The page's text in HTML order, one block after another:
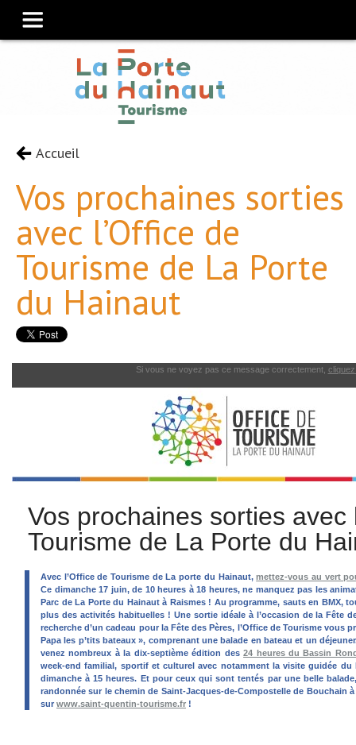
Accueil
Vos prochaines sorties
avec l’Office de
Tourisme de La Porte
du Hainaut
Si vous ne voyez pas ce message correctement,
Vos prochaines sorties avec
Tourisme de La Porte du
Avec l’Office de Tourisme de La porte du Hainaut,mettez-vous au vert
Ce dimanche 17 juin, de 10 heures à 18 heures, ne manquez pas les
Parc de La Porte du Hainaut à Raismes ! Au programme, sauts en BMX,
plus des activités habituelles ! Une sortie idéale à l’occasion de la Fête
recherche d’un cadeau pour la Fête des Pères, l’Office de Tourisme vous
Papa les p’tits bateaux », comprenant une balade en bateau et un
venez nombreux à la dix-septième édition des24 heures du Bassin
week-end familial, sportif et culturel avec notamment la visite guidée du
dimanche à 15 heures. Et pour ceux qui sont tentés par une belle
randonnée sur le chemin de Saint-Jacques-de-Compostelle de Bouchain
sur www.saint-quentin-tourisme.fr !